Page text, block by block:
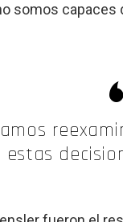
somos
estas